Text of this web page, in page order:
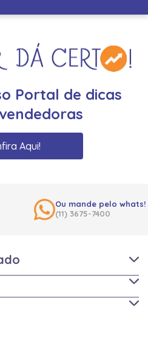
Portal de dicas
Aqui!
Ou mande pelo whats!
(11) 3675-7400